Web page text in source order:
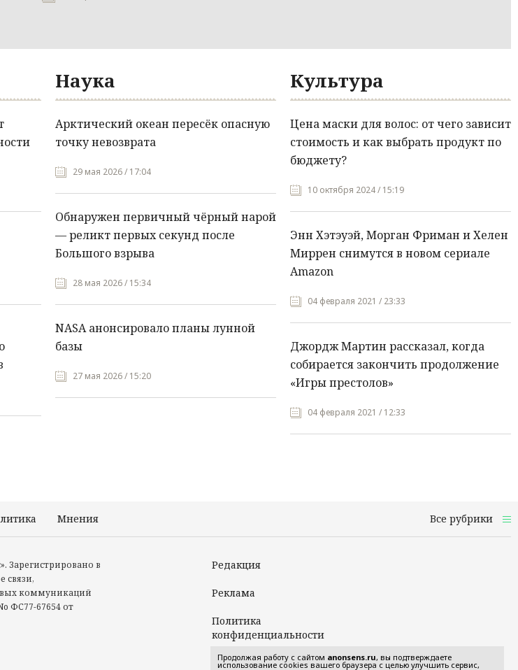
Наука
Арктический океан пересёк опасную
точку невозврата
29 мая 2026 / 17:04
Обнаружен первичный чёрный нарой
— реликт первых секунд после
Большого взрыва
28 мая 2026 / 15:34
NASA анонсировало планы лунной
базы
27 мая 2026 / 15:20
Культура
Цена маски для волос: от чего зависит
стоимость и как выбрать продукт по
бюджету?
10 октября 2024 / 15:19
Энн Хэтэуэй, Морган Фриман и Хелен
Миррен снимутся в новом сериале
Amazon
04 февраля 2021 / 23:33
Джордж Мартин рассказал, когда
собирается закончить продолжение
«Игры престолов»
04 февраля 2021 / 12:33
Мнения Все рубрики
Зарегистрировано в
связи,
коммуникаций
ФС77-67654 от
Редакция
Реклама
Политика
конфиденциальности
Пользовательское
Продолжая работу с сайтом anonsens.ru, вы подтверждаете
использование cookies вашего браузера с целью улучшить сервис,